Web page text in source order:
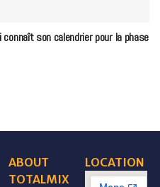
son calendrier pour la phase
ABOUT
TOTALMIX
LOCATION